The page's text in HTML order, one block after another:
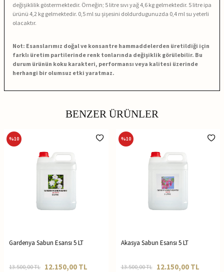
değişiklilik göstermektedir. Örneğin; 5 litre sıvı yağ 4,6 kg gelmektedir. 5 litre ipa
ürünü 4,2 kg gelmektedir. 0,5 ml su şişesini doldurdugunuzda 0,4 ml su yeterli
olacaktır.
Not: Esanslarımız doğal ve konsantre hammaddelerden üretildiği için
farklı üretim partilerinde renk tonlarında değişiklik görülebilir. Bu
durum ürünün koku karakteri, performansı veya kalitesi üzerinde
herhangi bir olumsuz etki yaratmaz.
BENZER ÜRÜNLER
%10
Gardenya Sabun Esansı 5 LT
13.500,00TL 12.150,00 TL
%10
Akasya Sabun Esansı 5 LT
13.500,00TL 12.150,00TL